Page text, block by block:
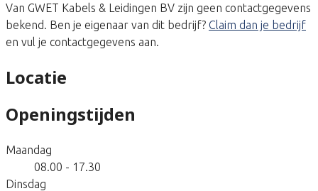
Van GWET Kabels & Leidingen BV zijn geen contactgegevens
bekend. Ben je eigenaar van dit bedrijf? Claim dan je bedrijf
en vul je contactgegevens aan.
Locatie
Openingstijden
Maandag
08.00 - 17.30
Dinsdag